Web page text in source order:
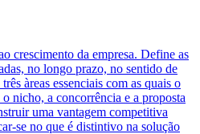
crescimento da empresa. Define as
no longo prazo, no sentido de
àreas essenciais com as quais o
nicho, a concorrência e a proposta
uma vantagem competitiva
se no que é distintivo na solução